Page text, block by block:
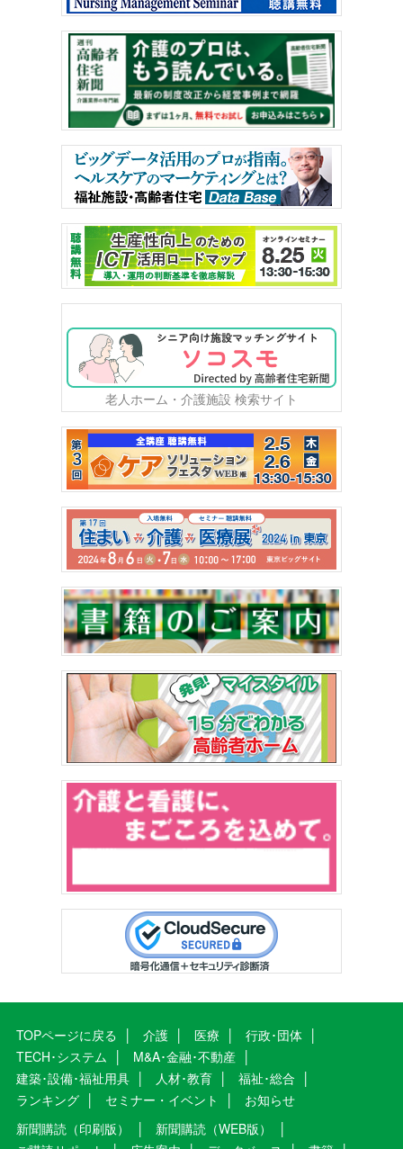
老人ホーム・介護施設 検索サイト
TOPページに戻る 介護 医療
行政･団体
TECH･システム
M&A･金融･不動産
建築･設備･福祉用具
人材･教育
福祉･総合
ランキング
セミナー・イベント
お知らせ
新聞購読（印刷版）
新聞購読（WEB版）